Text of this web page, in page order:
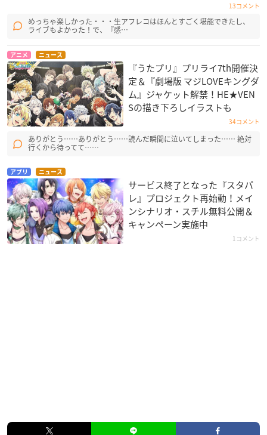
13コメント
めっちゃ楽しかった・・・生アフレコはほんとすごく堪能できたし、
ライブもよかった！で、『感…
アニメ ニュース
『うたプリ』プリライ7th開催決
定＆『劇場版 マジLOVEキングダ
ム』ジャケット解禁！HE★VEN
Sの描き下ろしイラストも
34コメント
ありがとう……ありがとう……読んだ瞬間に泣いてしまった…… 絶対
行くから待ってて……
アプリ ニュース
サービス終了となった『スタパ
レ』プロジェクト再始動！メイ
ンシナリオ・スチル無料公開＆
キャンペーン実施中
1コメント